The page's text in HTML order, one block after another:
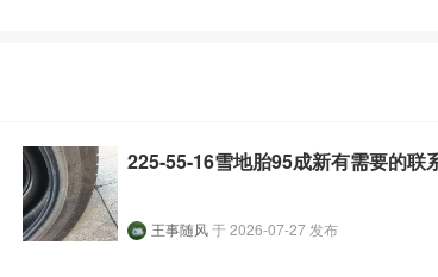
225-55-16雪地胎95成新有需要的联
王事随风于 2026-07-27 发布